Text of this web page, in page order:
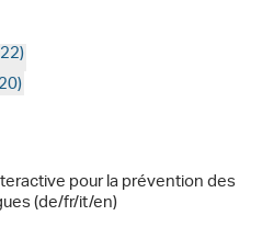
pour la prévention des
(de/fr/it/en)